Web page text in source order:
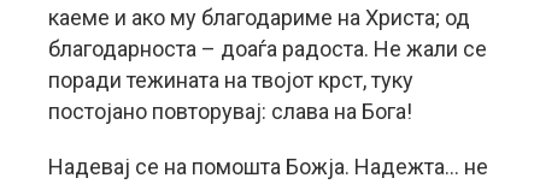
каеме и ако му благодариме на Христа; од
благодарноста – доаѓа радоста. Не жали се
поради тежината на твојот крст, туку
постојано повторувај: слава на Бога!
Надевај се на помошта Божја. Надежта… не